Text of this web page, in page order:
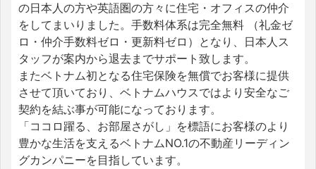
の日本人の方や英語圏の方々に住宅・オフィスの仲介
をしてまいりました。手数料体系は完全無料 （礼金ゼ
ロ・仲介手数料ゼロ・更新料ゼロ）となり、日本人ス
タッフが案内から退去までサポート致します。
またベトナム初となる住宅保険を無償でお客様に提供
させて頂いており、ベトナムハウスではより安全なご
契約を結ぶ事が可能になっております。
「ココロ躍る、お部屋さがし」を標語にお客様のより
豊かな生活を支えるベトナムNO.1の不動産リーディン
グカンパニーを目指しています。